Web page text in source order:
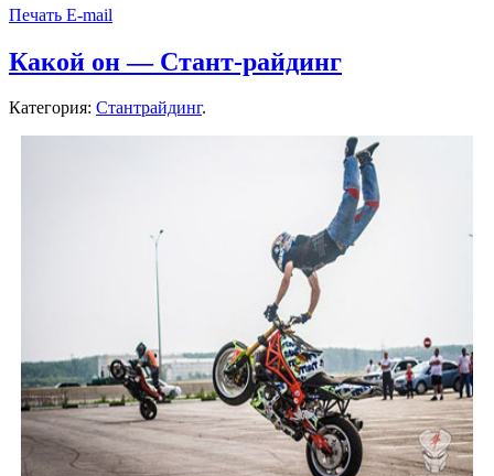
Печать E-mail
Какой он — Стант-райдинг
Категория: Стантрайдинг.